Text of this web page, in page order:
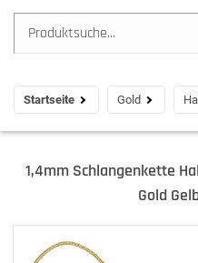
Startseite Gold
1,4mm Schlangenkette
Gold